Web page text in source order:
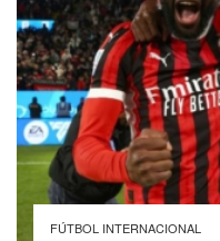
FÚTBOL INTERNACIONAL